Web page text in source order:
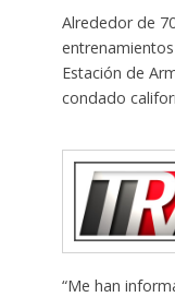
Alrededor de
Estación de
condado
“Me han